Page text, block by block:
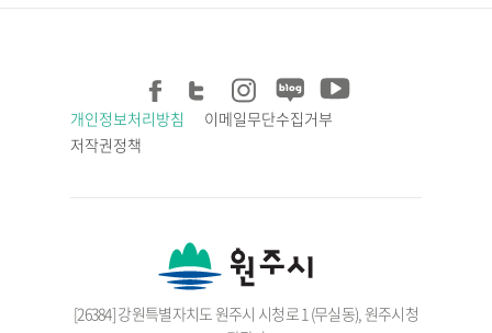
개인정보처리방침
이메일무단수집거부
저작권정책
[26384] 강원특별자치도 원주시 시청로 1 (무실동), 원주시청